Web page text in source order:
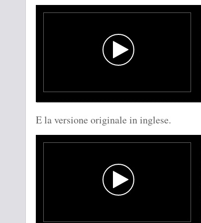
E la versione originale in inglese.